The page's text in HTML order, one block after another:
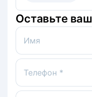
Оставьте
Имя
Телефон *